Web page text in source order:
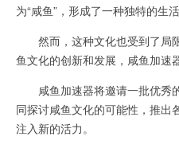
为“咸鱼”，形成了一种独特的生
然而，这种文化也受到了局
鱼文化的创新和发展，咸鱼加速
咸鱼加速器将邀请一批优秀
同探讨咸鱼文化的可能性，推出
注入新的活力。